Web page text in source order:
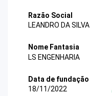
Razão Social
LEANDRO DA SILVA
Nome Fantasia
LS ENGENHARIA
Data de fundação
18/11/2022